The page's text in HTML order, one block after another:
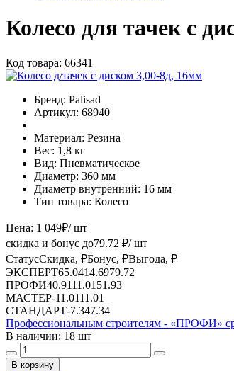
Колесо для тачек с
Код товара: 66341
Бренд: Palisad
Артикул: 68940
Материал: Резина
Вес: 1,8 кг
Вид: Пневматическое
Диаметр: 360 мм
Диаметр внутренний: 16 мм
Тип товара: Колесо
Цена: 1 049₽/ шт
скидка и бонус до79.72 ₽/ шт
СтатусСкидка, ₽Бонус, ₽Выгода, ₽
ЭКСПЕРТ65.0414.6979.72
ПРОФИ40.9111.01 51.93
МАСТЕР-11.0111.01
СТАНДАРТ-7.347.34
Профессиональным строителям - «ПРОФИ»
В наличии: 18 шт
В корзину